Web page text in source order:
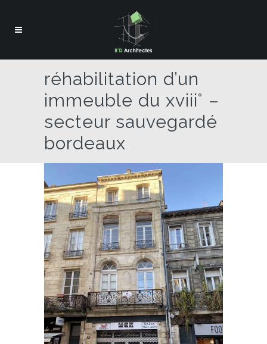
réhabilitation d’un
immeuble du xviii° –
secteur sauvegardé
bordeaux